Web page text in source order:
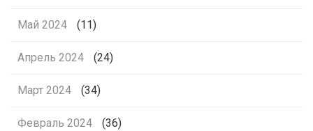
Май 2024 (11)
Апрель 2024 (24)
Март 2024 (34)
Февраль 2024 (36)